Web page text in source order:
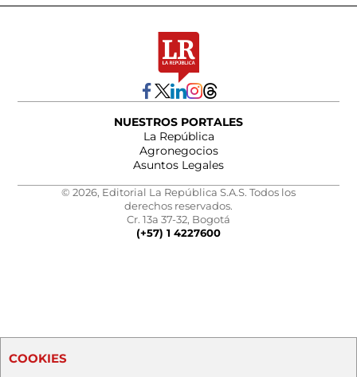
NUESTROS PORTALES
La República
Agronegocios
Asuntos Legales
© 2026, Editorial La República S.A.S. Todos los
derechos reservados.
Cr. 13a 37-32, Bogotá
(+57) 1 4227600
COOKIES